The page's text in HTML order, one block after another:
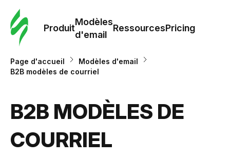
Produit
Modèles
d'email
RessourcesPricing
Page d'accueil
Modèles d'email
B2B modèles de courriel
B2B MODÈLES DE
COURRIEL